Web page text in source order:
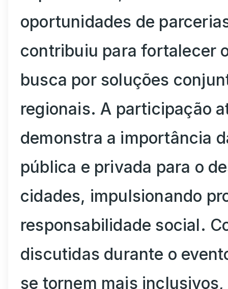
oportunidades de
contribuiu para fortalecer
busca por soluções
regionais. A participação
demonstra a importância
pública e privada para o
cidades, impulsionando
responsabilidade social.
discutidas durante o
se tornem mais